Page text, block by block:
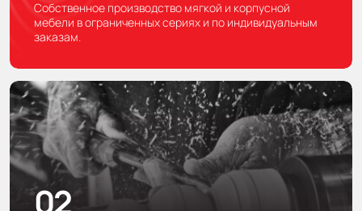
Собственное производство мягкой и корпусной
мебели в ограниченных сериях и по индивидуальным
заказам.
02
Декоративные ламинаты
Кромка
Соединительные Елементы
Выдвижные ящики
Блоки питания
Кресло
Столы и стулья
Оcнование для кровати
Трещотки и аксессуары Hoegert
Шарнирно-губцевой инструмент Hoegert
Ящики и сумки Hoegert